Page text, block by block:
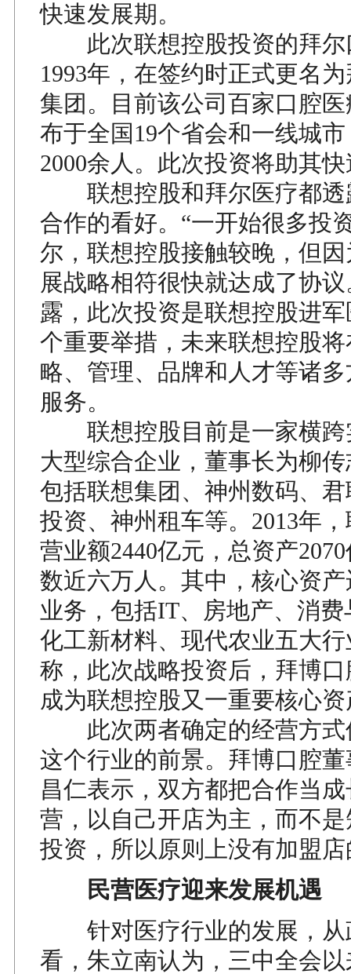
快速发展期。
此次联想控股投资的拜尔
1993年，在签约时正式更名
集团。目前该公司百家口腔
布于全国19个省会和一线城
2000余人。此次投资将助其
联想控股和拜尔医疗都透
合作的看好。“一开始很多投
尔，联想控股接触较晚，但
展战略相符很快就达成了协
露，此次投资是联想控股进
个重要举措，未来联想控股
略、管理、品牌和人才等诸
服务。
联想控股目前是一家横跨
大型综合企业，董事长为柳
包括联想集团、神州数码、
投资、神州租车等。2013年
营业额2440亿元，总资产
数近六万人。其中，核心资
业务，包括IT、房地产、消
化工新材料、现代农业五大
称，此次战略投资后，拜博
成为联想控股又一重要核心
此次两者确定的经营方式
这个行业的前景。拜博口腔
昌仁表示，双方都把合作当
营，以自己开店为主，而不
投资，所以原则上没有加盟
民营医疗迎来发展机遇
针对医疗行业的发展，从
看，朱立南认为，三中全会